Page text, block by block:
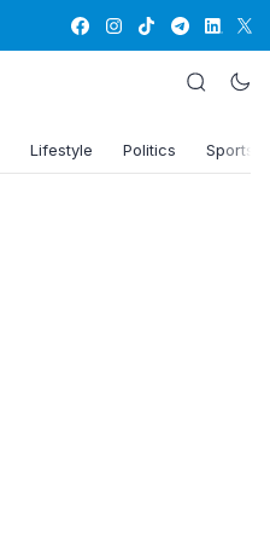
Lifestyle Politics Sports